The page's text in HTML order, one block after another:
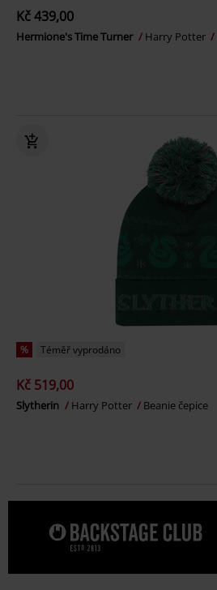
Kč 439,00
Hermione's Time Turner Harry Potter
% Téměř vyprodáno
Kč 519,00
Slytherin Harry Potter Beanie čepice